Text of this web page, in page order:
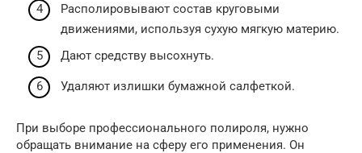
Располировывают состав круговыми
движениями, используя сухую мягкую материю.
Дают средству высохнуть.
Удаляют излишки бумажной салфеткой.
При выборе профессионального полироля, нужно
обращать внимание на сферу его применения. Он